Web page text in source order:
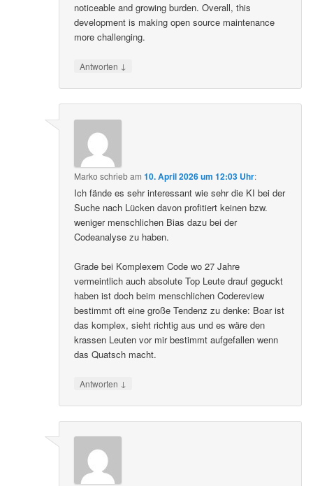
noticeable and growing burden. Overall, this
development is making open source maintenance
more challenging.
Antworten ↓
Marko schriebam10. April 2026 um 12:03 Uhr:
Ich fände es sehr interessant wie sehr die KI bei der
Suche nach Lücken davon profitiert keinen bzw.
weniger menschlichen Bias dazu bei der
Codeanalyse zu haben.
Grade bei Komplexem Code wo 27 Jahre
vermeintlich auch absolute Top Leute drauf geguckt
haben ist doch beim menschlichen Codereview
bestimmt oft eine große Tendenz zu denke: Boar ist
das komplex, sieht richtig aus und es wäre den
krassen Leuten vor mir bestimmt aufgefallen wenn
das Quatsch macht.
Antworten ↓